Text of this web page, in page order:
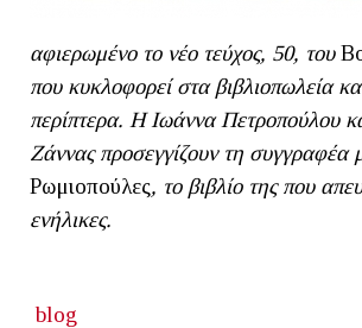
αφιερωμένο το νέο τεύχος, 50, του
που κυκλοφορεί στα βιβλιοπωλεία
περίπτερα. Η Ιωάννα Πετροπούλου
Ζάννας προσεγγίζουν τη συγγραφέα
Ρωμιοπούλες, το βιβλίο της που
ενήλικες.
blog